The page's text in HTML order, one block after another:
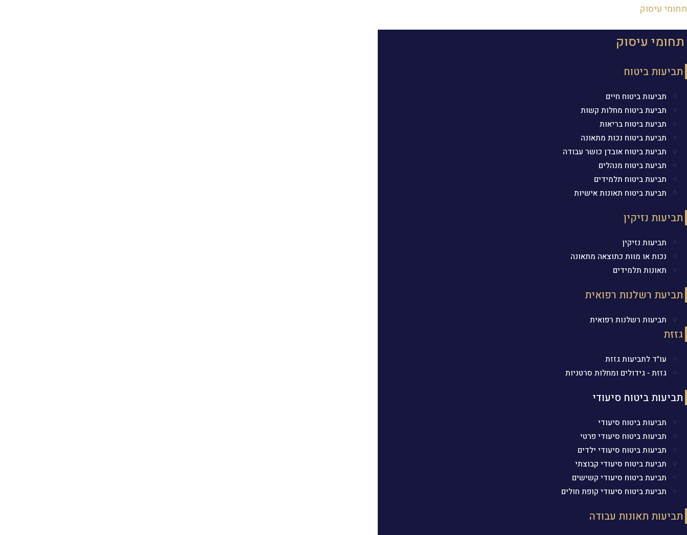
תחומי עיסוק
תחומי עיסוק
תביעות ביטוח
תביעות ביטוח חיים
תביעת ביטוח מחלות קשות
תביעת ביטוח בריאות
תביעת ביטוח נכות מתאונה
תביעת ביטוח אובדן כושר עבודה
תביעת ביטוח מנהלים
תביעת ביטוח תלמידים
תביעת ביטוח תאונות אישיות
תביעות נזיקין
תביעות נזיקין
נכות או מוות כתוצאה מתאונה
תאונות תלמידים
תביעת רשלנות רפואית
תביעות רשלנות רפואית
גזזת
עו"ד לתביעות גזזת
גזזת - גידולים ומחלות סרטניות
תביעות ביטוח סיעודי
תביעות ביטוח סיעודי
תביעות ביטוח סיעודי פרטי
תביעות ביטוח סיעודי ילדים
תביעת ביטוח סיעודי קבוצתי
תביעת ביטוח סיעודי קשישים
תביעת ביטוח סיעודי קופת חולים
תביעות תאונות עבודה